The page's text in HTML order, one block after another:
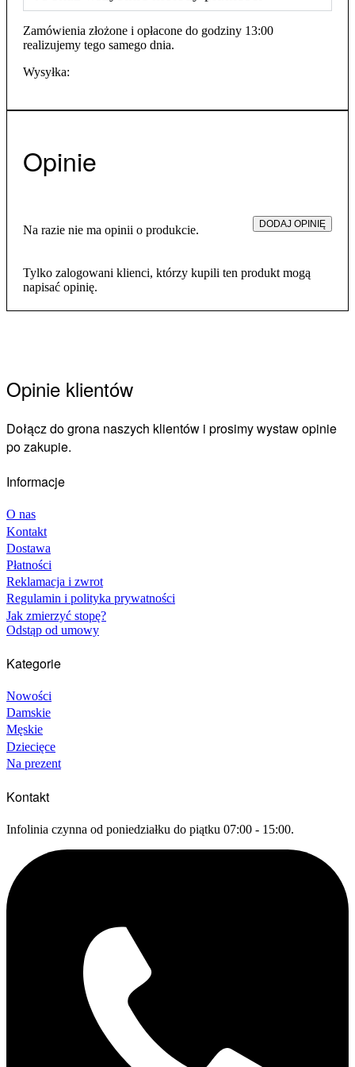
Zamówienia złożone i opłacone do godziny 13:00
realizujemy tego samego dnia.
Wysyłka:
Opinie
Na razie nie ma opinii o produkcie. DODAJ OPINIĘ
Tylko zalogowani klienci, którzy kupili ten produkt mogą
napisać opinię.
Opinie klientów
Dołącz do grona naszych klientów i prosimy wystaw opinie
po zakupie.
Informacje
O nas
Kontakt
Dostawa
Płatności
Reklamacja i zwrot
Regulamin i polityka prywatności
Jak zmierzyć stopę?
Odstąp od umowy
Kategorie
Nowości
Damskie
Męskie
Dziecięce
Na prezent
Kontakt
Infolinia czynna od poniedziałku do piątku 07:00 - 15:00.